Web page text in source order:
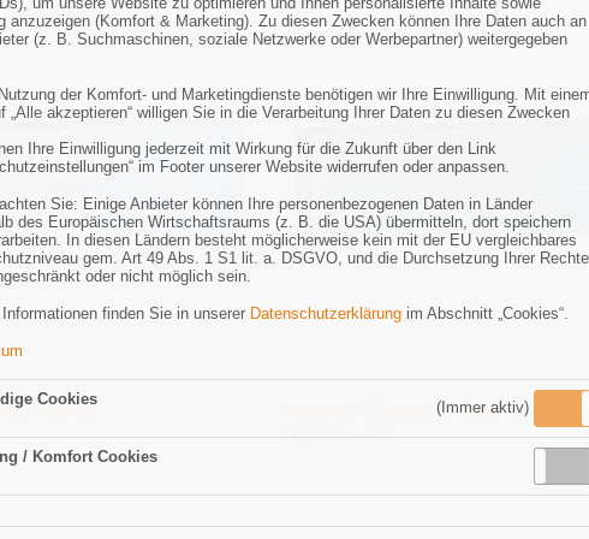
anzuzeigen (Komfort & Marketing). Zu diesen Zwecken können Ihre Daten auch an
(z. B. Suchmaschinen, soziale Netzwerke oder Werbepartner) weitergegeben
der Komfort- und Marketingdienste benötigen wir Ihre Einwilligung. Mit
„Alle akzeptieren“ willigen Sie in die Verarbeitung Ihrer Daten zu diesen Zwecken
Ihre Einwilligung jederzeit mit Wirkung für die Zukunft über den Link
im Footer unserer Website widerrufen oder anpassen.
Sie: Einige Anbieter können Ihre personenbezogenen Daten in Länder
des Europäischen Wirtschaftsraums (z. B. die USA) übermitteln, dort speichern
In diesen Ländern besteht möglicherweise kein mit der EU vergleichbares
gem. Art 49 Abs. 1 S1 lit. a. DSGVO, und die Durchsetzung Ihrer Rechte
oder nicht möglich sein.
finden Sie in unserer Datenschutzerklärung im Abschnitt „Cookies“.
Cookies (Immer aktiv)
/ Komfort Cookies
Moist
Acuvue Oasys 1-Day with
HydraLuxe